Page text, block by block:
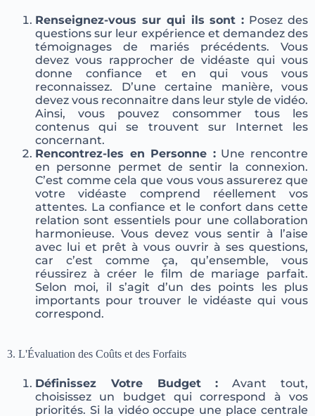
Renseignez-vous sur qui ils sont : Posez des
questions sur leur expérience et demandez des
témoignages de mariés précédents. Vous
devez vous rapprocher de vidéaste qui vous
donne confiance et en qui vous vous
reconnaissez. D’une certaine manière, vous
devez vous reconnaitre dans leur style de vidéo.
Ainsi, vous pouvez consommer tous les
contenus qui se trouvent sur Internet les
concernant.
Rencontrez-les en Personne :Une rencontre
en personne permet de sentir la connexion.
C’est comme cela que vous vous assurerez que
votre vidéaste comprend réellement vos
attentes. La confiance et le confort dans cette
relation sont essentiels pour une collaboration
harmonieuse. Vous devez vous sentir à l’aise
avec lui et prêt à vous ouvrir à ses questions,
car c’est comme ça, qu’ensemble, vous
réussirez à créer le film de mariage parfait.
Selon moi, il s’agit d’un des points les plus
importants pour trouver le vidéaste qui vous
correspond.
3. L'Évaluation des Coûts et des Forfaits
Définissez Votre Budget : Avant tout,
choisissez un budget qui correspond à vos
priorités. Si la vidéo occupe une place centrale